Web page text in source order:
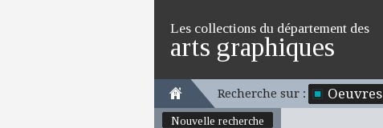
Les collections du département des
arts graphiques
Recherche sur : Oeuvres
Nouvelle recherche